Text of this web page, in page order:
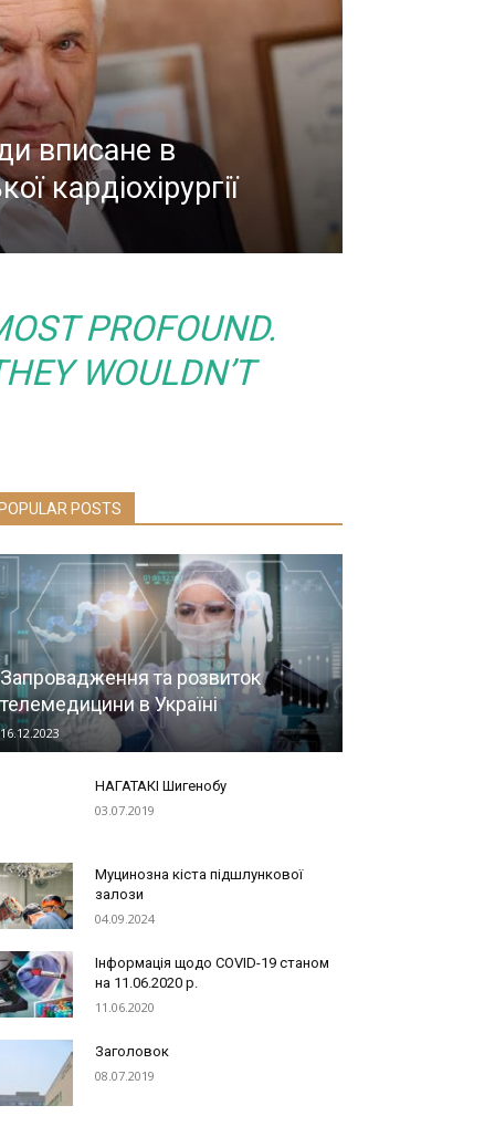
вписане в
кардіохірургії
PROFOUND.
WOULDN’T
POPULAR POSTS
Запровадження та розвиток
телемедицини в Україні
16.12.2023
НАГАТАКІ Шигенобу
03.07.2019
Муцинозна кіста підшлункової
залози
04.09.2024
Інформація щодо COVID-19 станом
на 11.06.2020 р.
11.06.2020
Заголовок
08.07.2019